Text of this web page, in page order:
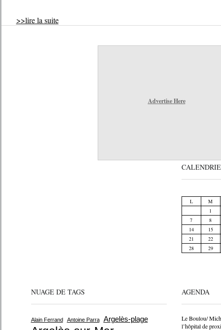
>>lire la suite
Advertise Here
L
M
1
7
8
14
15
21
22
28
29
AGENDA
Le Boulou/
l’hôpital de
NUAGE DE TAGS
Alain Ferrand Antoine Parra Argelès-plage